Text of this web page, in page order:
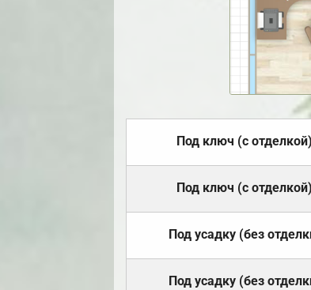
Под ключ (с отделкой)
Под ключ (с отделкой)
Под усадку (без
Под усадку (без